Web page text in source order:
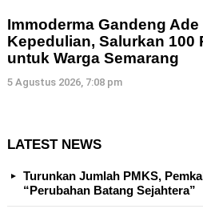
Immoderma Gandeng
Kepedulian, Salurkan 100
untuk Warga Semarang
5 Agustus 2026, 7:08 pm
LATEST NEWS
Turunkan Jumlah PMKS,
“Perubahan Batang Sejahtera”